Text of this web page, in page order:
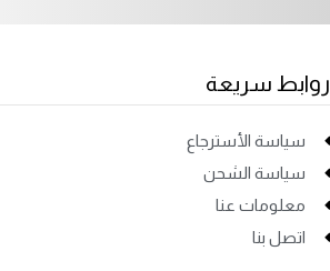
روابط سريعة
سياسة الأسترجاع
سياسة الشحن
معلومات عنا
اتصل بنا